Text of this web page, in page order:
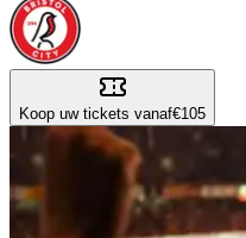
Koop uw tickets vanaf€105